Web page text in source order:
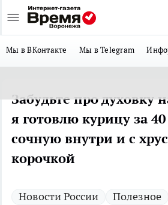
Мы в ВКонтакте Мы в Telegram
Забудьте про духовку
я готовлю курицу за
сочную внутри и с
корочкой
Новости России Полезное